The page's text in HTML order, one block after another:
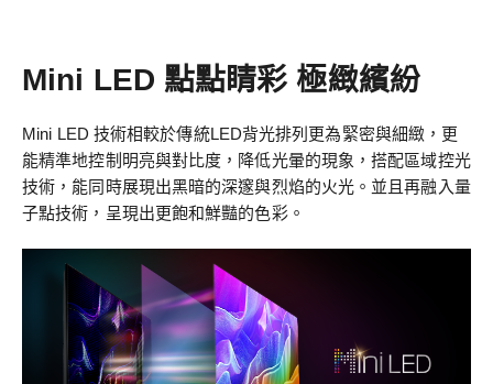
Mini LED 點點睛彩 極緻繽紛
Mini LED 技術相較於傳統LED背光排列更為緊密與細緻，更
能精準地控制明亮與對比度，降低光暈的現象，搭配區域控光
技術，能同時展現出黑暗的深邃與烈焰的火光。並且再融入量
子點技術，呈現出更飽和鮮豔的色彩。